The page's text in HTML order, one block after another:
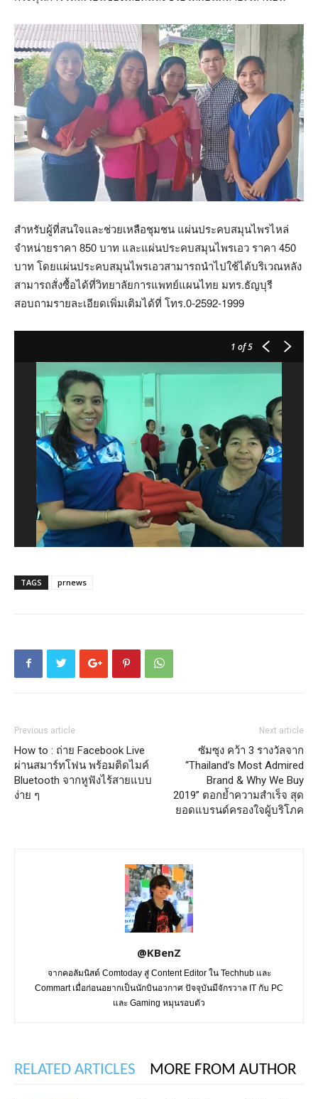
สำหรับผู้ที่สนใจและช่วยเหลือชุมชน แผ่นประคบสมุนไพรไหล่
จำหน่ายราคา 850 บาท และแผ่นประคบสมุนไพรเอว ราคา 450
บาท โดยแผ่นประคบสมุนไพรเอวสามารถนำไปใช้ได้บริเวณหลัง
สามารถสั่งซื้อได้ที่วิทยาลัยการแพทย์แผนไทย มทร.ธัญบุรี
สอบถามรายละเอียดเพิ่มเติมได้ที่ โทร.0-2592-1999
1 of 5
TAGS prnews
Previous article
How to : ถ่าย Facebook Live
ผ่านสมาร์ทโฟน พร้อมติดไมค์
Bluetooth จากหูฟังไร้สายแบบ
ง่าย ๆ
Next article
ซัมซุง คว้า 3 รางวัลจาก
“Thailand’s Most Admired
Brand & Why We Buy
2019” ตอกย้ำความสำเร็จ สุด
ยอดแบรนด์ครองใจผู้บริโภค
@KBenZ
จากคอลัมนิสต์ Comtoday สู่ Content Editor ใน Techhub และ
Commart เมื่อก่อนอยากเป็นนักบินอวกาศ ปัจจุบันมีจักรวาล IT กับ PC
และ Gaming หมุนรอบตัว
RELATED ARTICLES MORE FROM AUTHOR